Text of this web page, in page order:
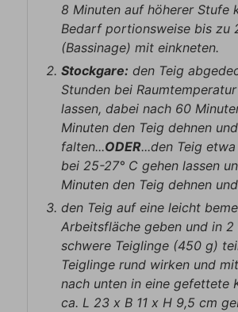
8 Minuten auf höherer Stufe
Bedarf portionsweise bis zu
(Bassinage) mit einkneten.
Stockgare: den Teig
Stunden bei
lassen, dabei nach 60
Minuten den Teig dehnen und
falten...ODER...den Teig
bei 25-27° C gehen lassen
Minuten den Teig dehnen
den Teig auf eine leicht
Arbeitsfläche geben und in 2
schwere Teiglinge (450 g)
Teiglinge rund wirken und
nach unten in eine gefettete
ca. L 23 x B 11 x H 9,5 cm